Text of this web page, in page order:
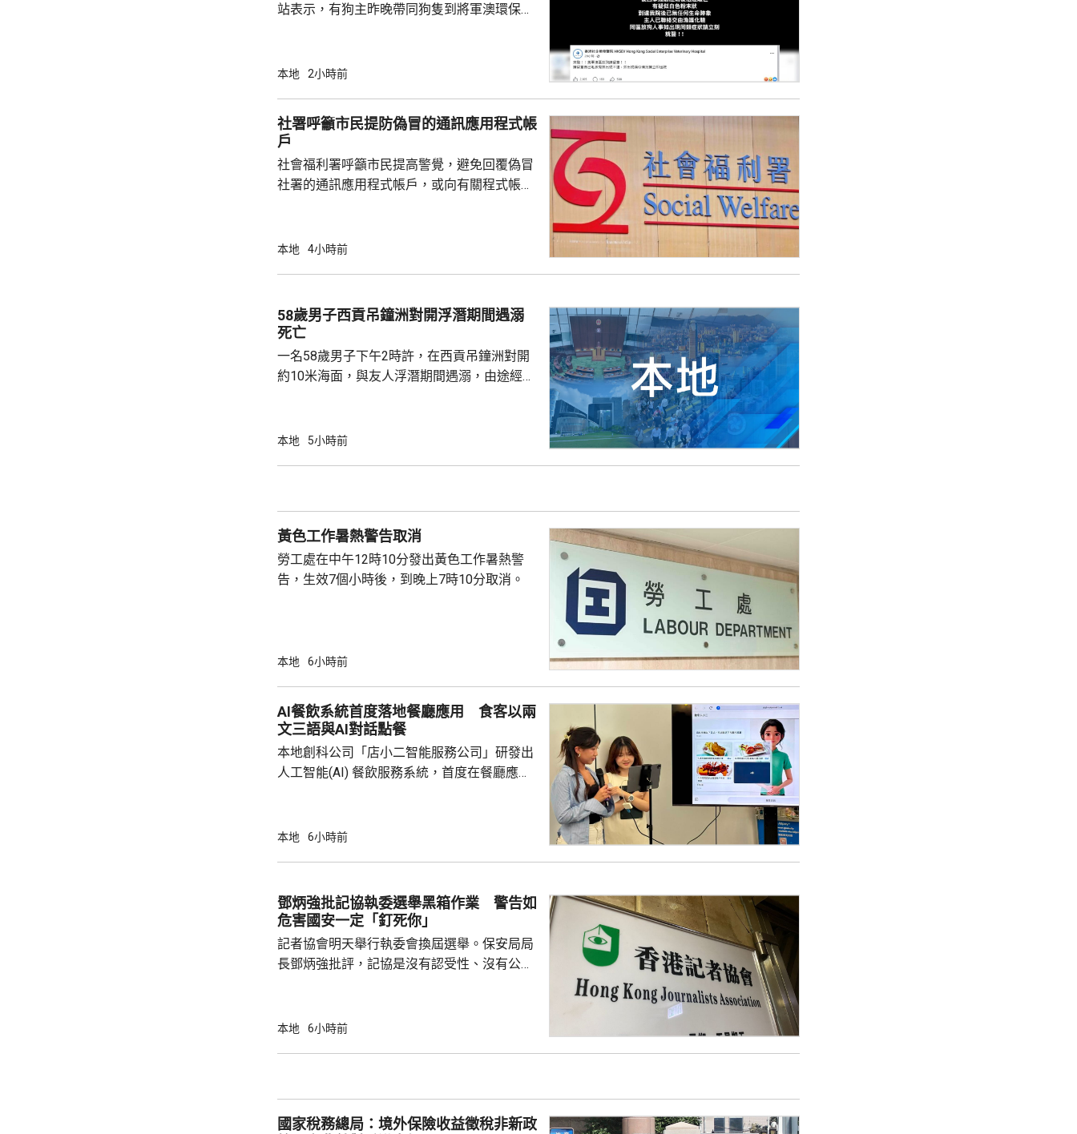
站表示，有狗主昨晚帶同狗隻到將軍澳環保大
亡，狗主事後聯絡交由漁護署化驗。 警方表
捕。
本地 2小時前
社署呼籲市民提防偽冒的通訊應用程式帳
戶
社會福利署呼籲市民提高警覺，避免回覆偽冒
社署的通訊應用程式帳戶，或向有關程式帳戶
內的不明連結，以盗取市民的個人資料。社署
本地 4小時前
58歲男子西貢吊鐘洲對開浮潛期間遇溺
死亡
一名58歲男子下午2時許，在西貢吊鐘洲對開
約10米海面，與友人浮潛期間遇溺，由途經船
確定。
本地 5小時前
黃色工作暑熱警告取消
勞工處在中午12時10分發出黃色工作暑熱警
告，生效7個小時後，到晚上7時10分取消。
本地 6小時前
AI餐飲系統首度落地餐廳應用 食客以兩
文三語與AI對話點餐
本地創科公司「店小二智能服務公司」研發出
人工智能(AI) 餐飲服務系統，首度在餐廳應
話或英文對話，食客根據AI指示點餐，亦可讓
地旅客體驗後表示，以往點餐前會在網上搜尋
招牌菜式，較為耗時，而AI能因應需求快速推
本地 6小時前
鄧炳強批記協執委選舉黑箱作業 警告如
危害國安一定「釘死你」
記者協會明天舉行執委會換屆選舉。保安局局
長鄧炳強批評，記協是沒有認受性、沒有公信
有，難以稱得上做香港記者協會；又指記協沒
為捍衛新聞自由而身陷囹圄。他又批評有團體
濫用職工會名義，從事與職工會無關的行...
本地 6小時前
國家稅務總局：境外保險收益徵稅非新政